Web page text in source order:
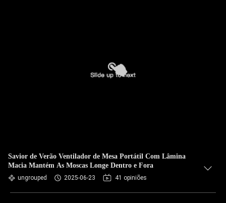
Savior de Verão Ventilador de Mesa Portátil Com Lâmina
Macia Mantém As Moscas Longe Dentro e Fora
ungrouped 2025-06-23 41 opiniões